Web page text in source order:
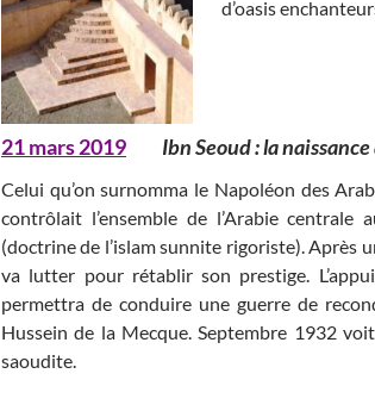
d’oasis
21 mars 2019 Ibn Seoud : la
Celui qu’on surnomma le Napoléon des
contrôlait l’ensemble de l’Arabie
(doctrine de l’islam sunnite rigoriste). Après
va lutter pour rétablir son prestige.
permettra de conduire une guerre de
Hussein de la Mecque. Septembre 1932
saoudite.